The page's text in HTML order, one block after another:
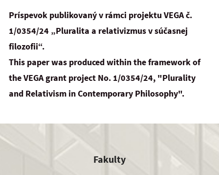
Príspevok publikovaný v rámci projektu VEGA č.
1/0354/24 „Pluralita a relativizmus v súčasnej
filozofii“.
This paper was produced within the framework of
the VEGA grant project No. 1/0354/24, "Plurality
and Relativism in Contemporary Philosophy".
Fakulty